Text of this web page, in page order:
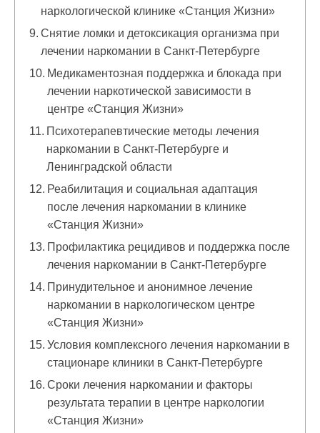
наркологической клинике «Станция Жизни»
Снятие ломки и детоксикация организма при
лечении наркомании в Санкт-Петербурге
Медикаментозная поддержка и блокада при
лечении наркотической зависимости в
центре «Станция Жизни»
Психотерапевтические методы лечения
наркомании в Санкт-Петербурге и
Ленинградской области
Реабилитация и социальная адаптация
после лечения наркомании в клинике
«Станция Жизни»
Профилактика рецидивов и поддержка после
лечения наркомании в Санкт-Петербурге
Принудительное и анонимное лечение
наркомании в наркологическом центре
«Станция Жизни»
Условия комплексного лечения наркомании в
стационаре клиники в Санкт-Петербурге
Сроки лечения наркомании и факторы
результата терапии в центре наркологии
«Станция Жизни»